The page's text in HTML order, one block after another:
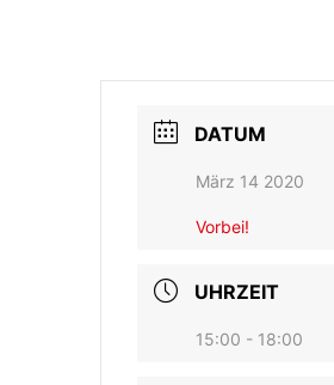
DATUM
März 14 2020
Vorbei!
UHRZEIT
15:00 - 18:00